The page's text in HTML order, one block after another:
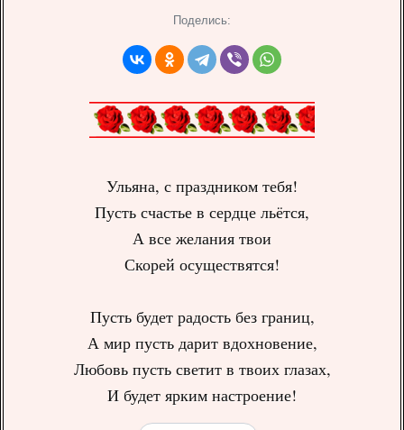
Поделись:
Ульяна, с праздником тебя!
Пусть счастье в сердце льётся,
А все желания твои
Скорей осуществятся!
Пусть будет радость без границ,
А мир пусть дарит вдохновение,
Любовь пусть светит в твоих глазах,
И будет ярким настроение!